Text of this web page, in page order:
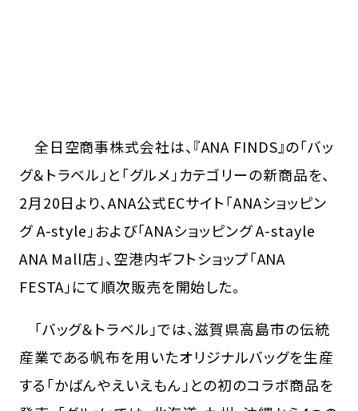
全日空商事株式会社は、『ANA FINDS』の「バッ
グ＆トラベル」と「グルメ」カテゴリーの新商品を、
2月20日より、ANA公式ECサイト「ANAショッピン
グ A-style」および「ANAショッピング A-stayle
ANA Mall店」、空港内ギフトショップ「ANA
FESTA」にて順次販売を開始した。
「バッグ＆トラベル」では、滋賀県高島市の伝統
産業である帆布を用いたオリジナルバッグを生産
する「かばんやえいえもん」との初のコラボ商品を